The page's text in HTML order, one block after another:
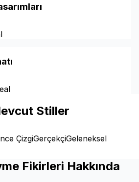
Stiller
ÇizgiGerçekçiGeleneksel
Fikirleri Hakkında